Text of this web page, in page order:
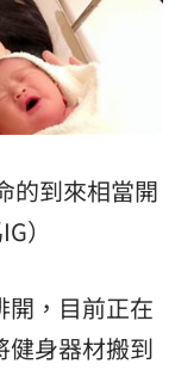
的到來相當開
）
開，目前正在
健身器材搬到